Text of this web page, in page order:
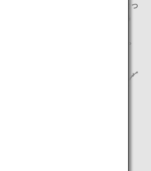
息つくことができます。すぐ隣に建つ
る神社「富士山本宮浅間大社」の鳥
が見え、写真映えするスポットに。
の場所にあるので併せて訪れてみて。